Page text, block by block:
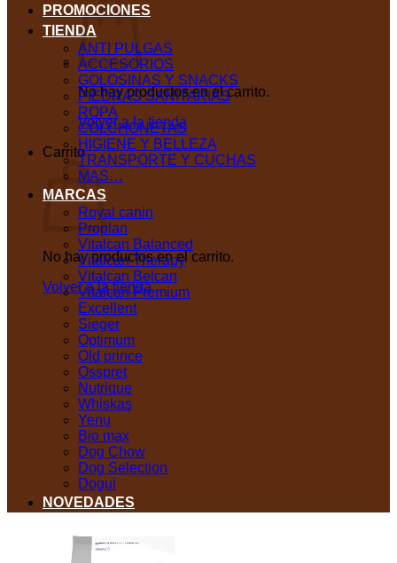
No hay productos en el carrito.
Volver a la tienda
Carrito
No hay productos en el carrito.
Volver a la tienda
PROMOCIONES
TIENDA
ANTI PULGAS
ACCESORIOS
GOLOSINAS Y SNACKS
PIEDRAS SANITARIAS
ROPA
COLCHONETAS
HIGIENE Y BELLEZA
TRANSPORTE Y CUCHAS
MAS…
MARCAS
Royal canin
Proplan
Vitalcan Balanced
Vitalcan Therapy
Vitalcan Belcan
Vitalcan Premium
Excellent
Sieger
Optimum
Old prince
Osspret
Nutrique
Whiskas
Yenu
Bio max
Dog Chow
Dog Selection
Dogui
NOVEDADES